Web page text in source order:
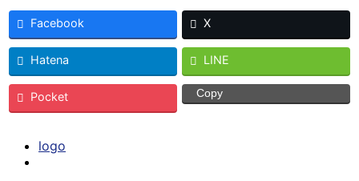
Facebook X
Hatena LINE
Pocket Copy
logo